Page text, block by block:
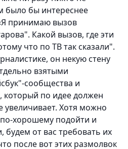
было бы интереснее
принимаю вызов
Какой вызов, где эти
что по ТВ так сказали".
он некую стену
взятыми
сообщества и
который по идее должен
Хотя можно
хорошему подойти и
будем от вас требовать их
после вот этих размолвок